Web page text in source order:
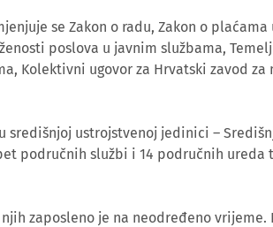
se Zakon o radu, Zakon o
poslova u javnim službama,
Kolektivni ugovor za Hrvatski zavod
središnjoj ustrojstvenoj jedinici –
područnih službi i 14 područnih ureda
njih zaposleno je na neodređeno